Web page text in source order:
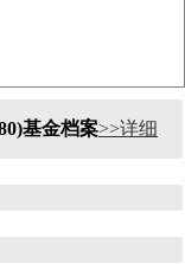
基金档案>>详细